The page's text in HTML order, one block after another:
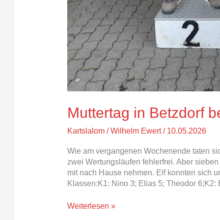
Muttertag in Betzdorf
Kartslalom/Wilhelm Ewert/ 10.05.2026
Wie am vergangenen Wochenende taten
zwei Wertungsläufen fehlerfrei. Aber
mit nach Hause nehmen. Elf konnten sich
Klassen:K1: Nino 3; Elias 5; Theodor 6;K2:
Weiterlesen »